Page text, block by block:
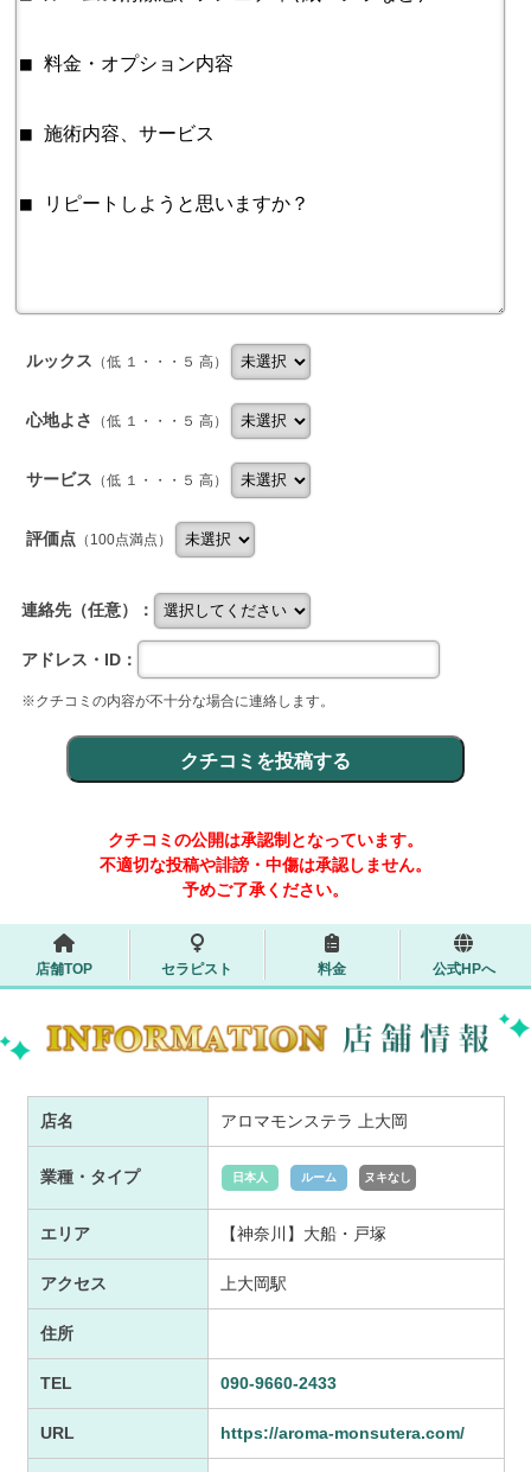
ルックス （低 １・・・５ 高）
心地よさ （低 １・・・５ 高）
サービス （低 １・・・５ 高）
評価点 （100点満点）
連絡先（任意）：
アドレス・ID：
※クチコミの内容が不十分な場合に連絡します。
クチコミの公開は承認制となっています。
不適切な投稿や誹謗・中傷は承認しません。
予めご了承ください。
店舗TOP セラピスト 料金 公式HPへ
店名 アロマモンステラ 上大岡
業種・タイプ 日本人 ルーム ヌキなし
エリア 【神奈川】大船・戸塚
アクセス 上大岡駅
住所
TEL 090-9660-2433
URL https://aroma-monsutera.com/